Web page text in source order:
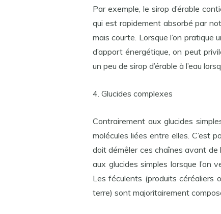
Par exemple, le sirop d’érable
qui est rapidement absorbé par
mais courte. Lorsque l’on pratique
d’apport énergétique, on peut
un peu de sirop d’érable à l’eau
4. Glucides complexes
Contrairement aux glucides
molécules liées entre elles. C’est
doit démêler ces chaînes avant de
aux glucides simples lorsque l’on
Les féculents (produits céréaliers
terre) sont majoritairement